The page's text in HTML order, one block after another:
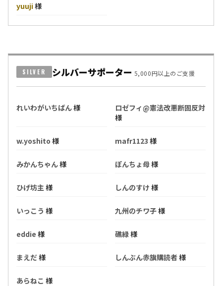
yuuji様
SILVER シルバーサポーター 5,000円以上のご支援
れいわがいちばん様
ロゼフィ@憲法改悪断固反対
様
w.yoshito 様 mafr1123 様
みかんちゃん様 ぽんちょ母様
ひげ坊主 様 しんのすけ 様
いっこう 様 九州のチワ子様
eddie 様 礁緑様
まえだ様 しんぶん赤旗購読者様
あらねこ 様